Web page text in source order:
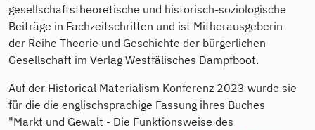
gesellschaftstheoretische und historisch-soziologische
Beiträge in Fachzeitschriften und ist Mitherausgeberin
der Reihe Theorie und Geschichte der bürgerlichen
Gesellschaft im Verlag Westfälisches Dampfboot.
Auf der Historical Materialism Konferenz 2023 wurde sie
für die die englischsprachige Fassung ihres Buches
"Markt und Gewalt - Die Funktionsweise des